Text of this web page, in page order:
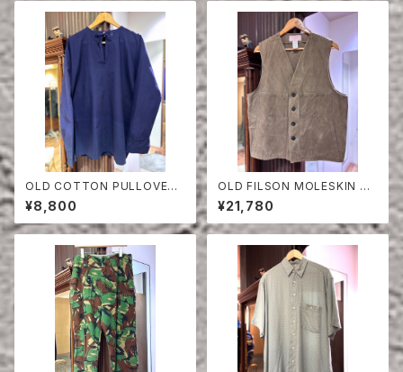
OLD COTTON PULLOVER
SHIRT
¥8,800
OLD FILSON MOLESKIN VE
ST
¥21,780